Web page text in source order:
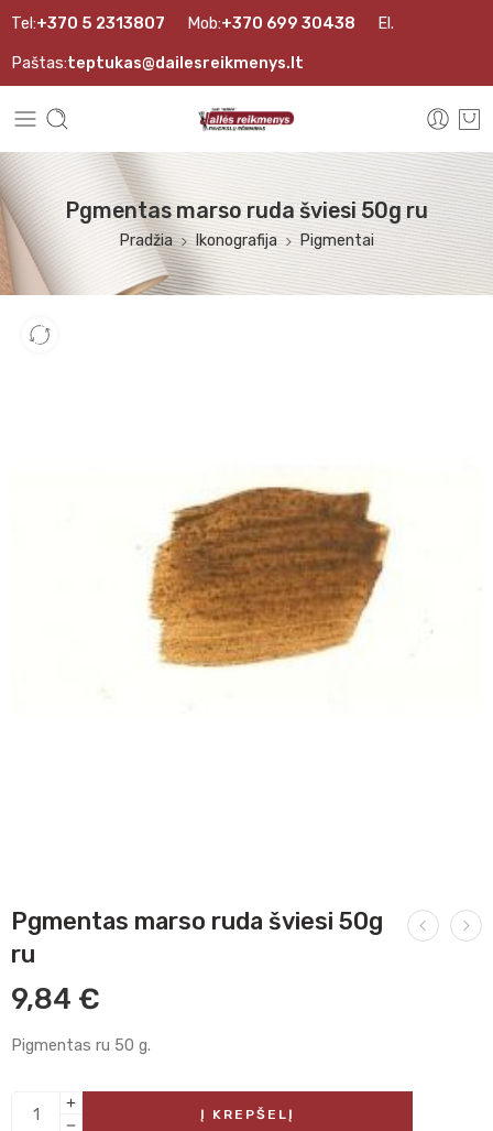
Tel:+370 5 2313807 Mob:+370 699 30438 El.
Paštas:teptukas@dailesreikmenys.lt
Pgmentas marso ruda šviesi 50g ru
Pradžia Ikonografija Pigmentai
Pgmentas marso ruda šviesi 50g
ru
9,84 €
Pigmentas ru 50 g.
Į KREPŠELĮ